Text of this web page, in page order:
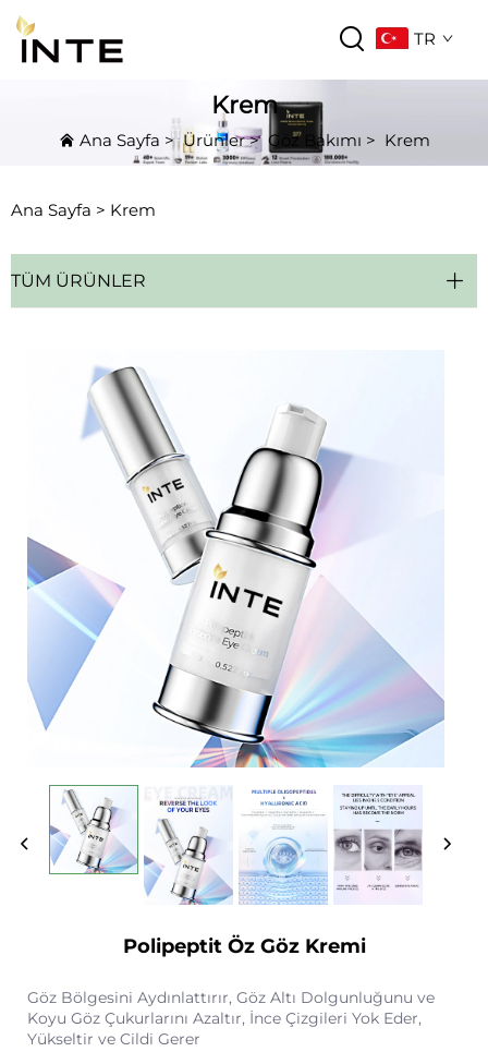
TR
Krem
Ana Sayfa >Ürünler> Göz Bakımı > Krem
Ana Sayfa > Krem
TÜM ÜRÜNLER
Polipeptit Öz Göz Kremi
Göz Bölgesini Aydınlattırır, Göz Altı Dolgunluğunu ve
Koyu Göz Çukurlarını Azaltır, İnce Çizgileri Yok Eder,
Yükseltir ve Cildi Gerer